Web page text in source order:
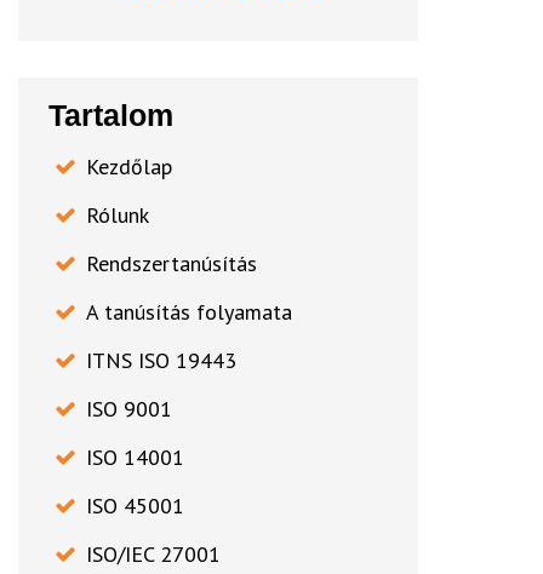
Tartalom
Kezdőlap
Rólunk
Rendszertanúsítás
A tanúsítás folyamata
ITNS ISO 19443
ISO 9001
ISO 14001
ISO 45001
ISO/IEC 27001